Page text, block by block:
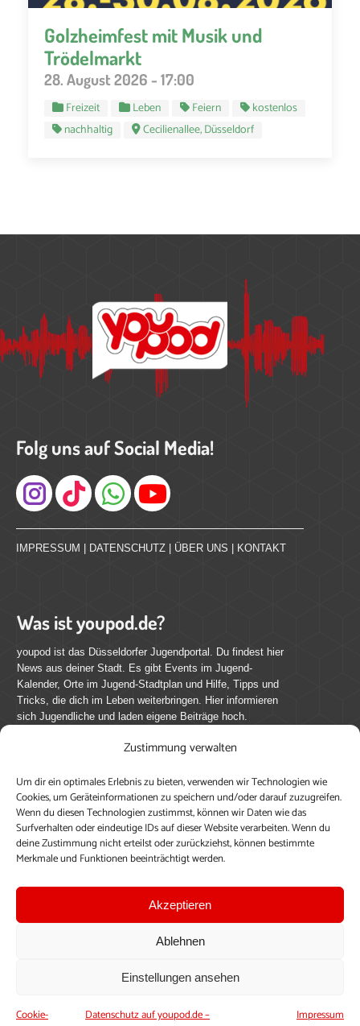
Zustimmung verwalten
Um dir ein optimales Erlebnis zu bieten, verwenden wir Technologien wie
Cookies, um Geräteinformationen zu speichern und/oder darauf zuzugreifen.
Wenn du diesen Technologien zustimmst, können wir Daten wie das
Surfverhalten oder eindeutige IDs auf dieser Website verarbeiten. Wenn du
deine Zustimmung nicht erteilst oder zurückziehst, können bestimmte
Merkmale und Funktionen beeinträchtigt werden.
Akzeptieren
Ablehnen
Einstellungen ansehen
Cookie- Datenschutz auf youpod.de – Impressum
Golzheimfest mit Musik und
Trödelmarkt
28. August 2026 - 17:00
Freizeit Leben Feiern
kostenlos
nachhaltig
Cecilienallee, Düsseldorf
Folg uns auf Social Media!
Instagram
IMPRESSUM DATENSCHUTZ ÜBER UNS KONTAKT
Was ist youpod.de?
youpod ist das Düsseldorfer Jugendportal. Du findest hier
News aus deiner Stadt. Es gibt Events im Jugend-
Kalender, Orte im Jugend-Stadtplan und Hilfe, Tipps und
Tricks, die dich im Leben weiterbringen. Hier informieren
sich Jugendliche und laden eigene Beiträge hoch.
Mach mit bei youpod.de!
youpod.de lebt von Menschen wie dir. Sammel
journalistische Erfahrung, teile deine Perspektive und
veröffentliche deine Beiträge auf youpod.de.Du musst
dich anmelden, um alle Funktionen nutzen zu können, ein
Profil anzulegen, eigene Beiträge hochzuladen und zu
Einloggen